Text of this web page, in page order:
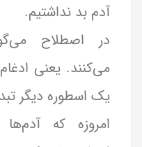
آدم بد نداشتیم.
در اصطلاح
می‌کنند. یعنی
یک اسطوره دیگر
امروزه که آدم‌ها